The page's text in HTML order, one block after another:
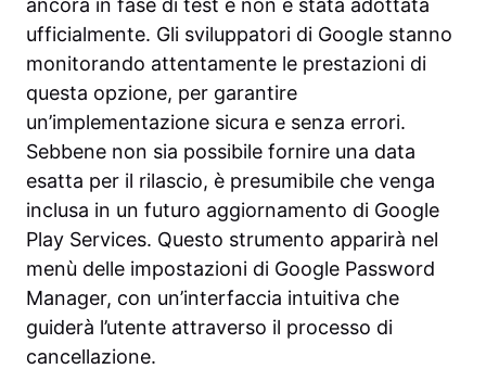
ancora in fase di test e non è stata adottata
ufficialmente. Gli sviluppatori di Google stanno
monitorando attentamente le prestazioni di
questa opzione, per garantire
un’implementazione sicura e senza errori.
Sebbene non sia possibile fornire una data
esatta per il rilascio, è presumibile che venga
inclusa in un futuro aggiornamento di Google
Play Services. Questo strumento apparirà nel
menù delle impostazioni di Google Password
Manager, con un’interfaccia intuitiva che
guiderà l’utente attraverso il processo di
cancellazione.